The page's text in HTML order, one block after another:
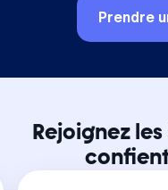
Prendre
Rejoignez